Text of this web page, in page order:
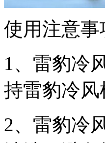
使用注意事
1、雷豹冷
持雷豹冷
2、雷豹冷